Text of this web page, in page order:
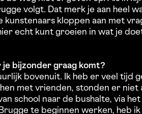
volgt. Dat merk je aan heel
kunstenaars kloppen aan met
echt kunt groeien in wat je
je bijzonder graag komt?
bovenuit. Ik heb er veel tijd
met vrienden, stonden er
school naar de bushalte, via
te beginnen werken, heb